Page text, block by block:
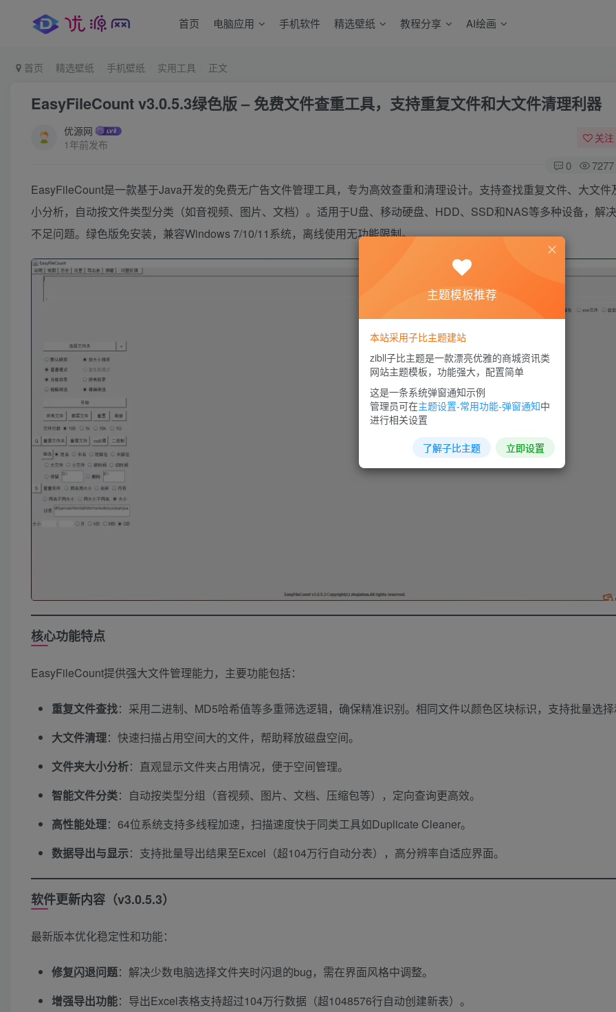
首页 电脑应用 手机软件 精选壁纸 教程分享 AI绘画
首页 精选壁纸 手机壁纸 实用工具 正文
EasyFileCount v3.0.5.3绿色版 – 免费文件查重工具，支持重复文件和大文件清理利器​
优源网
1年前发布
关注
0 7277
EasyFileCount是一款基于Java开发的免费无广告文件管理工具，专为高效查重和清理设计。支持查找重复文件、大文件
小分析，自动按文件类型分类（如音视频、图片、文档）。适用于U盘、移动硬盘、HDD、SSD和NAS等多种设备，解
不足问题。绿色版免安装，兼容Windows 7/10/11系统，离线使用无功能限制。
核心功能特点
EasyFileCount提供强大文件管理能力，主要功能包括：
重复文件查找：采用二进制、MD5哈希值等多重筛选逻辑，确保精准识别。相同文件以颜色区块标识，支持批量选
大文件清理​：快速扫描占用空间大的文件，帮助释放磁盘空间。
文件夹大小分析​：直观显示文件夹占用情况，便于空间管理。
智能文件分类​：自动按类型分组（音视频、图片、文档、压缩包等），定向查询更高效。
高性能处理​：64位系统支持多线程加速，扫描速度快于同类工具如Duplicate Cleaner。
数据导出与显示​：支持批量导出结果至Excel（超104万行自动分表），高分辨率自适应界面。
软件更新内容（v3.0.5.3）
最新版本优化稳定性和功能：
修复闪退问题​：解决少数电脑选择文件夹时闪退的bug，需在界面风格中调整。
增强导出功能​：导出Excel表格支持超过104万行数据（超1048576行自动创建新表）。
主题模板推荐
本站采用子比主题建站
zibll子比主题是一款漂亮优雅的商城资讯类
网站主题模板，功能强大，配置简单
这是一条系统弹窗通知示例
管理员可在主题设置-常用功能-弹窗通知中
进行相关设置
了解子比主题 立即设置